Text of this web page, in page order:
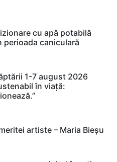
cu apă potabilă
caniculară
1-7 august 2026
în viață:
artiste – Maria Bieșu